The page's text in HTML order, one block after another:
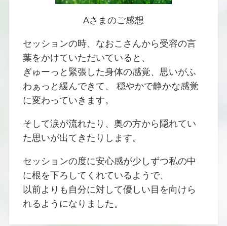
Aさまのご感想
セッションの時、なおこさんから受容の言
葉をかけていただいていると、
ぎゅーっと緊張した身体の感覚、思いがふ
わぁっと緩んできて、 穏やかで静かな感覚
に変わっていきます。
そして涙が流れたり、奥の方から隠れてい
た思いが出てきたりします。
セッションの度に安心感が少しずつ私の中
に根を下ろしてくれているようで、
以前よりも自分に対して優しい目を向けら
れるようになりました。